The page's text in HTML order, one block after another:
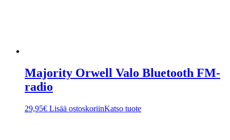
Majority Orwell Valo Bluetooth FM-
radio
29,95€ Lisää ostoskoriinKatso tuote